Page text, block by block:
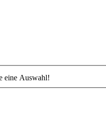
eine Auswahl!